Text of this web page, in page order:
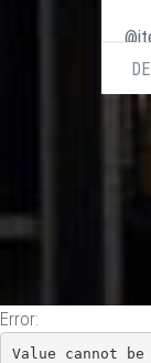
Error:
Value cannot